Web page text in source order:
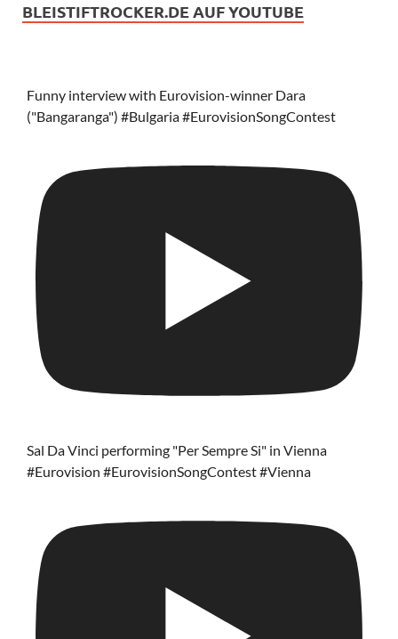
BLEISTIFTROCKER.DE AUF YOUTUBE
Funny interview with Eurovision-winner Dara
("Bangaranga") #Bulgaria #EurovisionSongContest
Sal Da Vinci performing "Per Sempre Si" in Vienna
#Eurovision #EurovisionSongContest #Vienna